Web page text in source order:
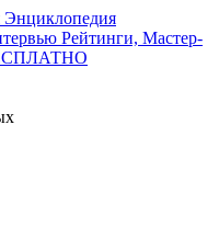
Рейтинги, Мастер-